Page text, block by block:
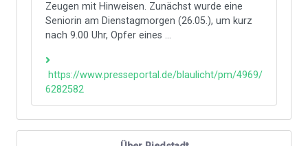
Zeugen mit Hinweisen. Zunächst wurde eine
Seniorin am Dienstagmorgen (26.05.), um kurz
nach 9.00 Uhr, Opfer eines ...
https://www.presseportal.de/blaulicht/pm/4969/
6282582